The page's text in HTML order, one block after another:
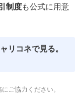
制度も公式に用意
リコネで見る。
ご協力ください。